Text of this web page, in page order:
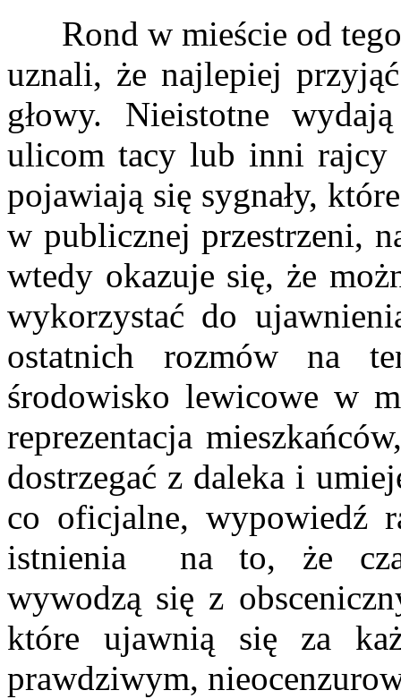
Rond w mieście od tego
uznali, że najlepiej
głowy. Nieistotne
ulicom tacy lub inni
pojawiają się sygnały,
w publicznej przestrzeni,
wtedy okazuje się, że
wykorzystać do
ostatnich rozmów na
środowisko lewicowe w
reprezentacja
dostrzegać z daleka i
co oficjalne, wypowiedź
istnienia na to, że
wywodzą się z
które ujawnią się za
prawdziwym,